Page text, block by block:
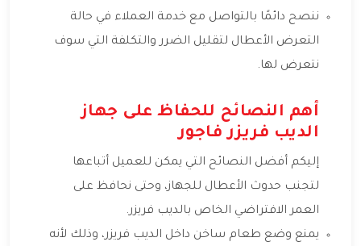
ننصح دائمًا بالتواصل مع خدمة العملاء في حالة
التعرض الأعطال لتقليل الضرر والتكلفة التي سوف
نتعرض لها.
أهم النصائح للحفاظ على جهاز
الديب فريزر فاجور
إليكم أفضل النصائح التي يمكن للعميل أتباعها
لتجنب حدوث الأعطال للجهاز، وحتى نحافظ على
العمر الافتراضي الخاص بالديب فريزر.
يمنع وضع طعام ساخن داخل الديب فريزر، وذلك لأنه